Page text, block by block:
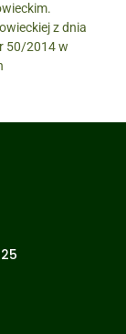
z dnia
50/2014 w